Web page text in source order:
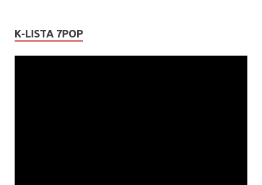
K-LISTA 7POP